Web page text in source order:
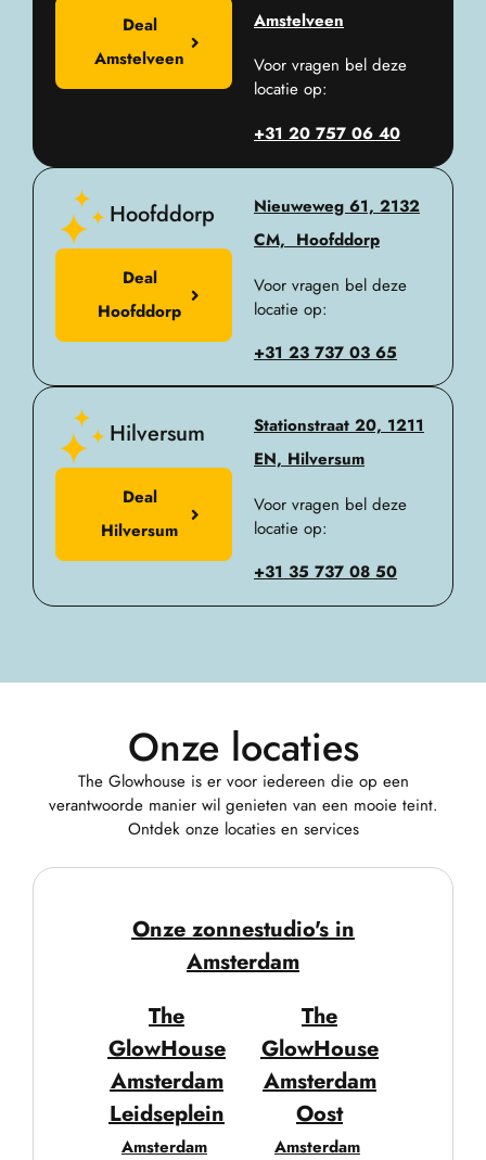
Deal
Amstelveen
Amstelveen
Voor vragen bel deze
locatie op:
+31 20 757 06 40
Hoofddorp
Deal
Hoofddorp
Nieuweweg 61, 2132
CM, Hoofddorp
Voor vragen bel deze
locatie op:
+31 23 737 03 65
Hilversum
Deal
Hilversum
Stationstraat 20, 1211
EN, Hilversum
Voor vragen bel deze
locatie op:
+31 35 737 08 50
Onze locaties
The Glowhouse is er voor iedereen die op een
verantwoorde manier wil genieten van een mooie teint.
Ontdek onze locaties en services
Onze zonnestudio's in
Amsterdam
The
GlowHouse
Amsterdam
Leidseplein
Amsterdam
The
GlowHouse
Amsterdam
Oost
Amsterdam